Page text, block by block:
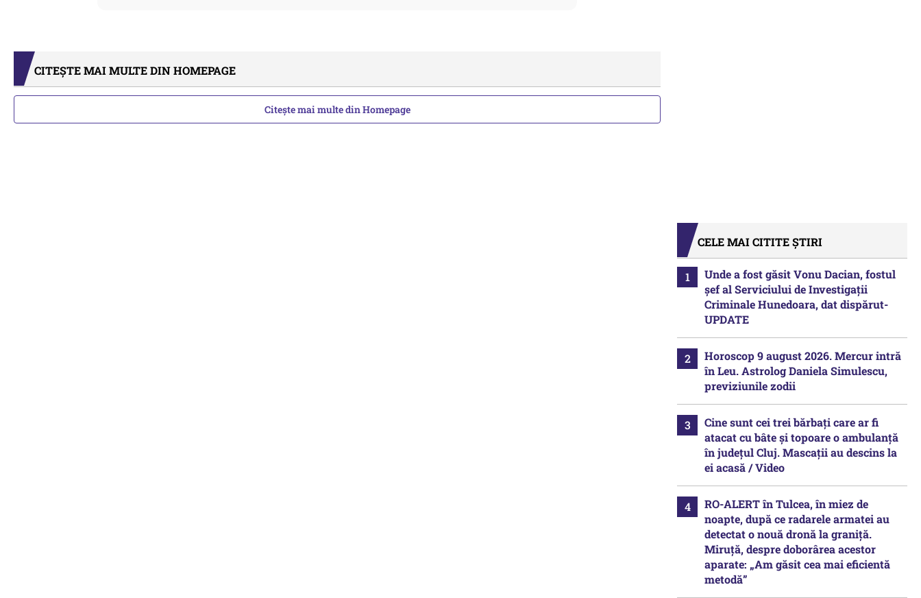
CITEȘTE MAI MULTE DIN HOMEPAGE
Citește mai multe din Homepage
CELE MAI CITITE ȘTIRI
Unde a fost găsit Vonu Dacian, fostul
șef al Serviciului de Investigații
Criminale Hunedoara, dat dispărut-
UPDATE
Horoscop 9 august 2026. Mercur intră
în Leu. Astrolog Daniela Simulescu,
previziunile zodii
Cine sunt cei trei bărbați care ar fi
atacat cu bâte și topoare o ambulanță
în județul Cluj. Mascații au descins la
ei acasă / Video
RO-ALERT în Tulcea, în miez de
noapte, după ce radarele armatei au
detectat o nouă dronă la graniță.
Miruță, despre doborârea acestor
aparate: „Am găsit cea mai eficientă
metodă”